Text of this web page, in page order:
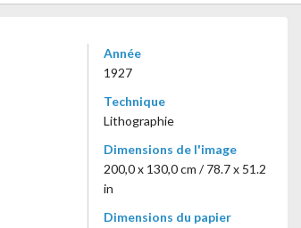
Année
1927
Technique
Lithographie
Dimensions de l'image
200,0 x 130,0 cm / 78.7 x 51.2
in
Dimensions du papier